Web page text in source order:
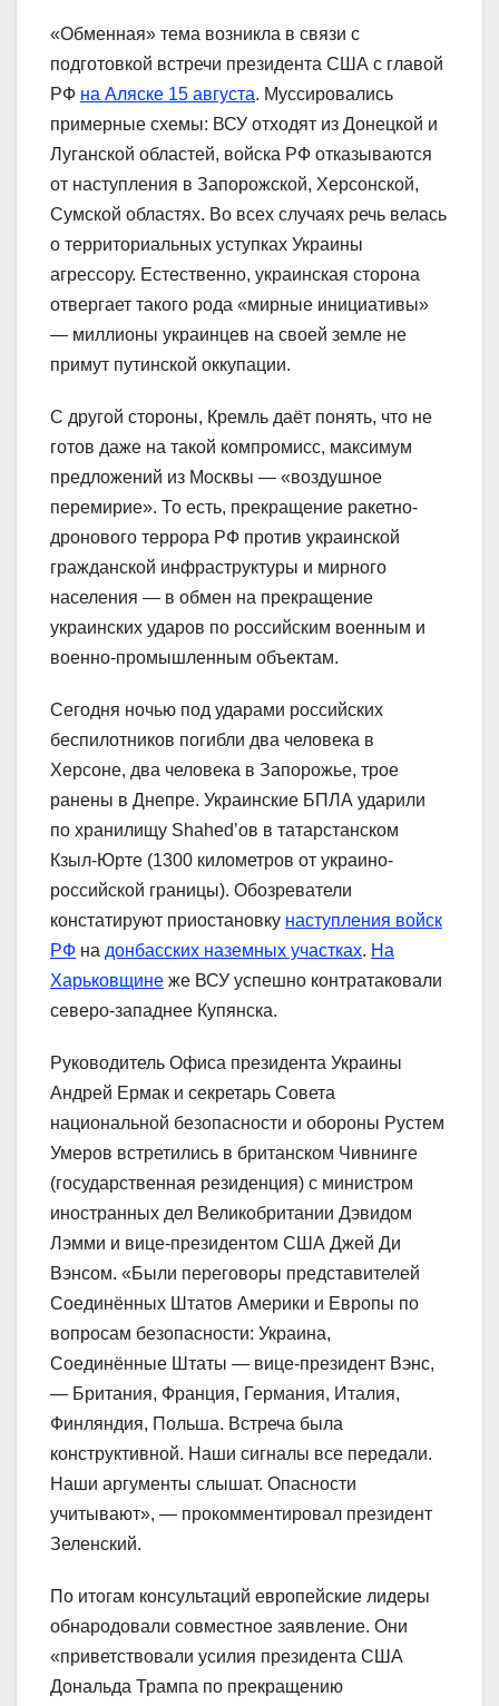
«Обменная» тема возникла в связи с
подготовкой встречи президента США с главой
РФ на Аляске 15 августа. Муссировались
примерные схемы: ВСУ отходят из Донецкой и
Луганской областей, войска РФ отказываются
от наступления в Запорожской, Херсонской,
Сумской областях. Во всех случаях речь велась
о территориальных уступках Украины
агрессору. Естественно, украинская сторона
отвергает такого рода «мирные инициативы»
— миллионы украинцев на своей земле не
примут путинской оккупации.
С другой стороны, Кремль даёт понять, что не
готов даже на такой компромисс, максимум
предложений из Москвы — «воздушное
перемирие». То есть, прекращение ракетно-
дронового террора РФ против украинской
гражданской инфраструктуры и мирного
населения — в обмен на прекращение
украинских ударов по российским военным и
военно-промышленным объектам.
Сегодня ночью под ударами российских
беспилотников погибли два человека в
Херсоне, два человека в Запорожье, трое
ранены в Днепре. Украинские БПЛА ударили
по хранилищу Shahed’ов в татарстанском
Кзыл-Юрте (1300 километров от украино-
российской границы). Обозреватели
констатируют приостановку наступления войск
РФ на донбасских наземных участках. На
Харьковщине же ВСУ успешно контратаковали
северо-западнее Купянска.
Руководитель Офиса президента Украины
Андрей Ермак и секретарь Совета
национальной безопасности и обороны Рустем
Умеров встретились в британском Чивнинге
(государственная резиденция) с министром
иностранных дел Великобритании Дэвидом
Лэмми и вице-президентом США Джей Ди
Вэнсом. «Были переговоры представителей
Соединённых Штатов Америки и Европы по
вопросам безопасности: Украина,
Соединённые Штаты — вице-президент Вэнс,
— Британия, Франция, Германия, Италия,
Финляндия, Польша. Встреча была
конструктивной. Наши сигналы все передали.
Наши аргументы слышат. Опасности
учитывают», — прокомментировал президент
Зеленский.
По итогам консультаций европейские лидеры
обнародовали совместное заявление. Они
«приветствовали усилия президента США
Дональда Трампа по прекращению